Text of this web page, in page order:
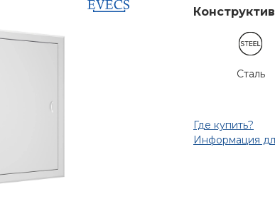
Сталь
Где купить?
Информация